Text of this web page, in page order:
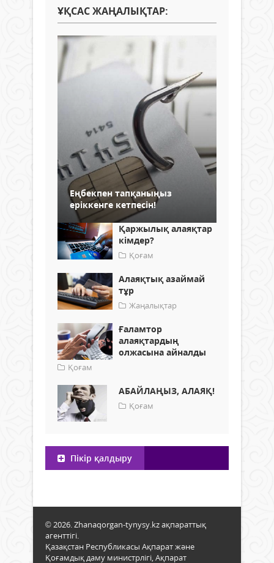
ҰҚСАС ЖАҢАЛЫҚТАР:
Еңбекпен тапқаныңыз
еріккенге кетпесін!
Қаржылық алаяқтар
кімдер?
Қоғам
Алаяқтық азаймай
тұр
Жаңалықтар
Ғаламтор
алаяқтардың
олжасына айналды
Қоғам
АБАЙЛАҢЫЗ, АЛАЯҚ!
Қоғам
Пікір қалдыру
© 2026. Zhanaqorgan-tynysy.kz ақпараттық
агенттігі.
Қазақстан Республикасы Ақпарат және
Қоғамдық даму министрлігі, Ақпарат